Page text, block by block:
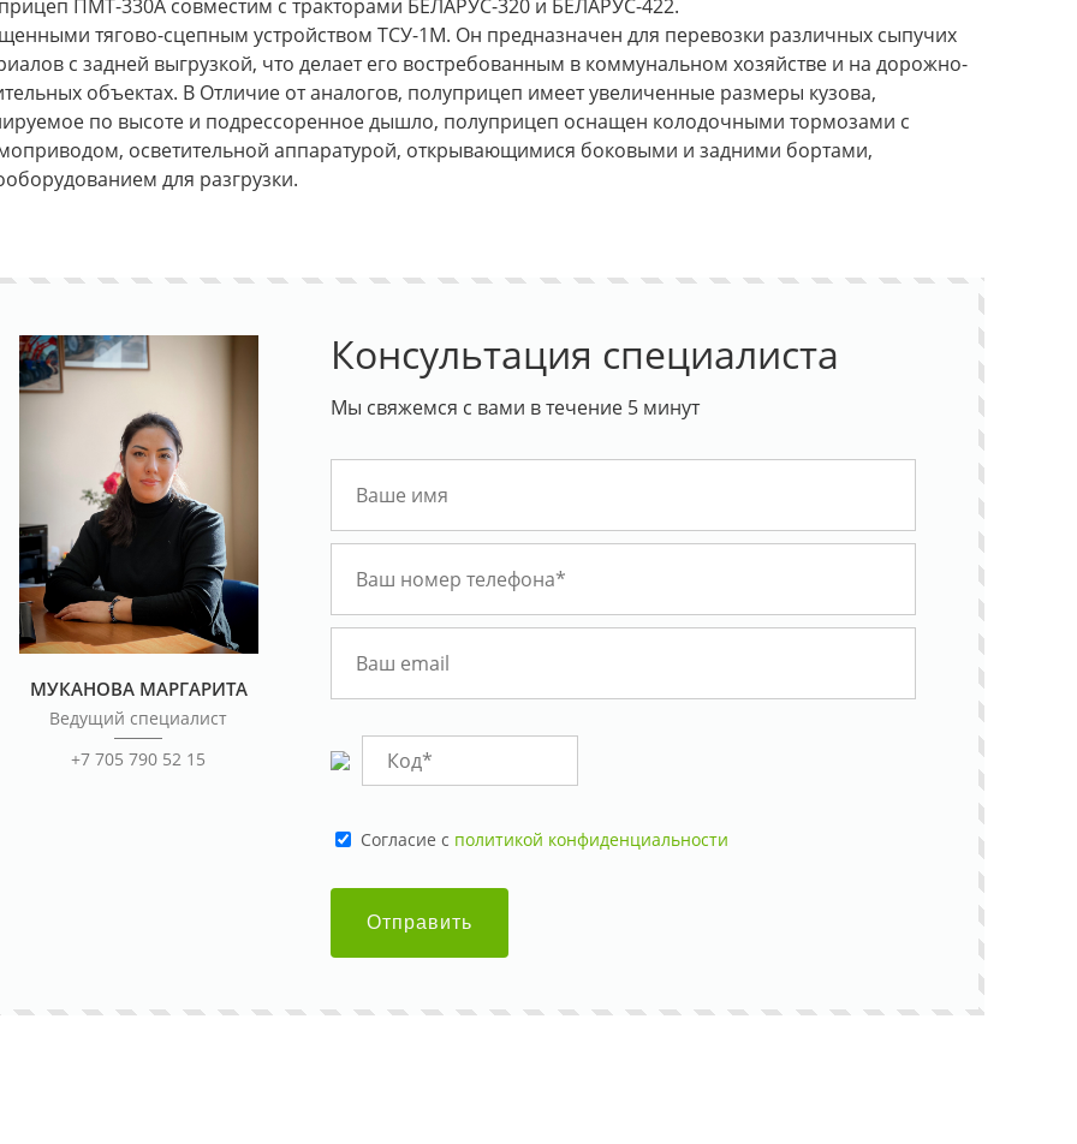
ПМТ-330А совместим с тракторами БЕЛАРУС-320 и БЕЛАРУС-422.
тягово-сцепным устройством ТСУ-1М. Он предназначен для перевозки различных сыпучих
с задней выгрузкой, что делает его востребованным в коммунальном хозяйстве и на дорожно-
объектах. В Отличие от аналогов, полуприцеп имеет увеличенные размеры кузова,
по высоте и подрессоренное дышло, полуприцеп оснащен колодочными тормозами с
осветительной аппаратурой, открывающимися боковыми и задними бортами,
для разгрузки.
МУКАНОВА МАРГАРИТА
Ведущий специалист
+7 705 790 52 15
Консультация специалиста
Мы свяжемся с вами в течение 5 минут
Cогласие с политикой конфиденциальности
Отправить